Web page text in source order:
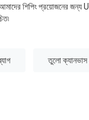
শিপিং প্রয়োজনের জন্য
তুলো ক্যানভাস